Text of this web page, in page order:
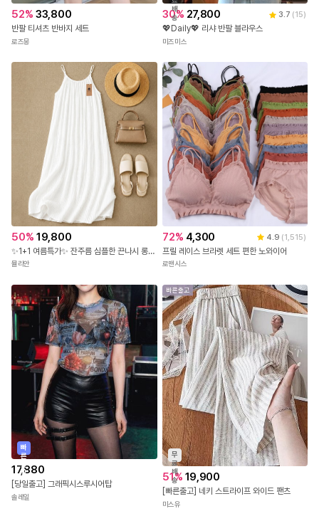
52% 33,800
반팔 티셔츠 반바지 세트
로즈몽
배
송
30% 27,800 3.7 (15)
💖Daily💖 리샤 반팔 블라우스
미즈미스
50% 19,800
✨1+1 여름특가✨ 잔주름 심플한 끈나시 롱 원피스
뮬리안
72% 4,300 4.9 (1,515)
프릴 레이스 브라렛 세트 편한 노와이어
로맨시스
빠
른
출
발
17,880
[당일출고] 그래픽시스루시어탑
솔레일
무
료
배
송
51% 19,900
[빠른출고] 네키 스트라이프 와이드 팬츠
미스유